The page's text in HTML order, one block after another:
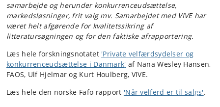
samarbejde og herunder konkurrenceudsættelse,
markedsløsninger, frit valg mv. Samarbejdet med VIVE har
været helt afgørende for kvalitetssikring af
litteratursøgningen og for den faktiske afrapportering.
Læs hele forskningsnotatet 'Private velfærdsydelser og
konkurrenceudsættelse i Danmark' af Nana Wesley Hansen,
FAOS, Ulf Hjelmar og Kurt Houlberg, VIVE.
Læs hele den norske Fafo rapport 'Når velferd er til salgs'.